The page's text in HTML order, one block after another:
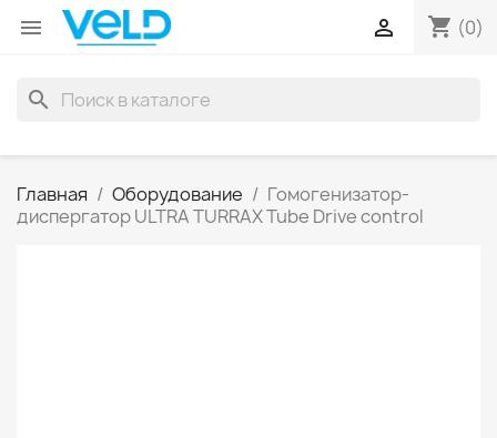
 shopping_cart (0)

search
Главная Оборудование
Гомогенизатор-
диспергатор ULTRA TURRAX Tube Drive control